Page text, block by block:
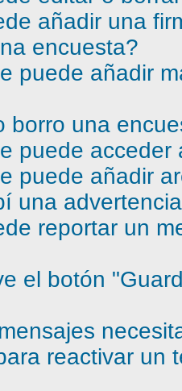
añadir una
encuesta?
puede añadir
borro una
puede acceder
puede añadir
una
reportar un
el botón
reactivar un